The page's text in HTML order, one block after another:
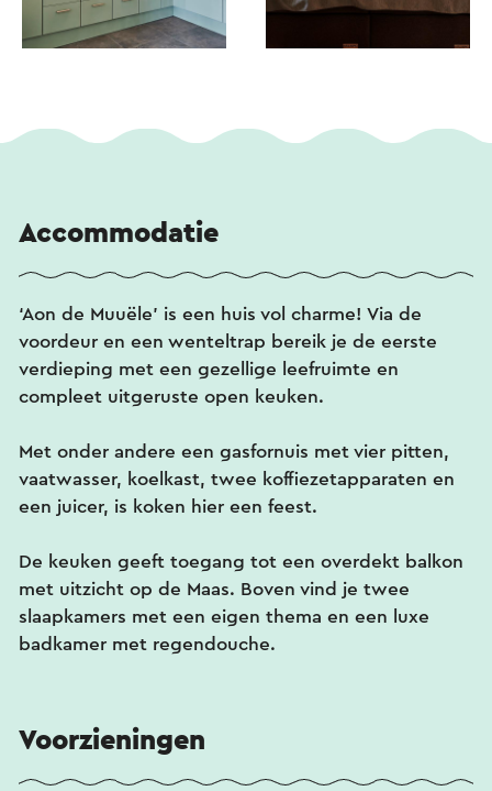
Accommodatie
‘Aon de Muuële’ is een huis vol charme! Via de
voordeur en een wenteltrap bereik je de eerste
verdieping met een gezellige leefruimte en
compleet uitgeruste open keuken.
Met onder andere een gasfornuis met vier pitten,
vaatwasser, koelkast, twee koffiezetapparaten en
een juicer, is koken hier een feest.
De keuken geeft toegang tot een overdekt balkon
met uitzicht op de Maas. Boven vind je twee
slaapkamers met een eigen thema en een luxe
badkamer met regendouche.
Voorzieningen